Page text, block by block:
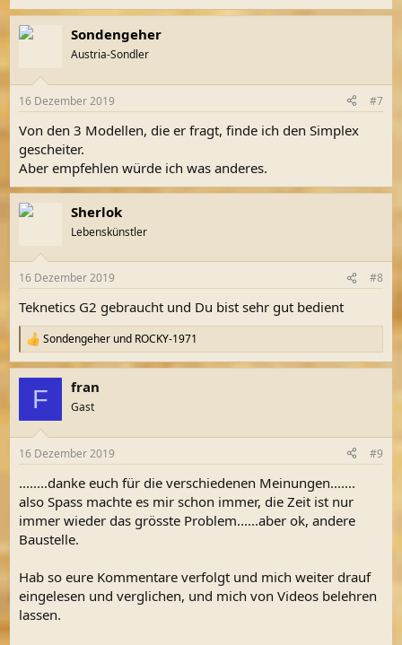
Sondengeher
Austria-Sondler
16 Dezember 2019 #7
Von den 3 Modellen, die er fragt, finde ich den Simplex
gescheiter.
Aber empfehlen würde ich was anderes.
Sherlok
Lebenskünstler
16 Dezember 2019 #8
Teknetics G2 gebraucht und Du bist sehr gut bedient
R
e
a
e
:
Sondengeher und ROCKY-1971
F fran
Gast
16 Dezember 2019 #9
........danke euch für die verschiedenen Meinungen.......
also Spass machte es mir schon immer, die Zeit ist nur
immer wieder das grösste Problem......aber ok, andere
Baustelle.
Hab so eure Kommentare verfolgt und mich weiter drauf
eingelesen und verglichen, und mich von Videos belehren
lassen.